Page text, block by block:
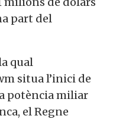
part del
qual
situa l’inici de
potència miliar
el Regne